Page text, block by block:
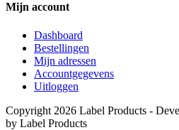
Mijn account
Dashboard
Bestellingen
Mijn adressen
Accountgegevens
Uitloggen
Copyright 2026 Label Products -
by Label Products